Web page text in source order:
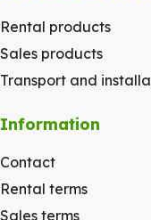
Rental products
Sales products
Transport and
Information
Contact
Rental terms
Sales terms